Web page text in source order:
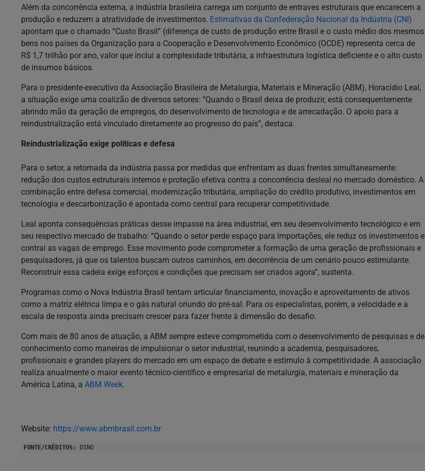
Além da concorrência externa, a indústria brasileira carrega um conjunto de entraves estruturais que encarecem a
produção e reduzem a atratividade de investimentos. Estimativas da Confederação Nacional da Indústria (CNI)
apontam que o chamado “Custo Brasil” (diferença de custo de produção entre Brasil e o custo médio dos mesmos
bens nos países da Organização para a Cooperação e Desenvolvimento Econômico (OCDE) representa cerca de
R$ 1,7 trilhão por ano, valor que inclui a complexidade tributária, a infraestrutura logística deficiente e o alto custo
de insumos básicos.
Para o presidente-executivo da Associação Brasileira de Metalurgia, Materiais e Mineração (ABM), Horacídio Leal,
a situação exige uma coalizão de diversos setores: “Quando o Brasil deixa de produzir, está consequentemente
abrindo mão da geração de empregos, do desenvolvimento de tecnologia e de arrecadação. O apoio para a
reindustrialização está vinculado diretamente ao progresso do país”, destaca.
Reindustrialização exige políticas e defesa
Para o setor, a retomada da indústria passa por medidas que enfrentam as duas frentes simultaneamente:
redução dos custos estruturais internos e proteção efetiva contra a concorrência desleal no mercado doméstico. A
combinação entre defesa comercial, modernização tributária, ampliação do crédito produtivo, investimentos em
tecnologia e descarbonização é apontada como central para recuperar competitividade.
Leal aponta consequências práticas desse impasse na área industrial, em seu desenvolvimento tecnológico e em
seu respectivo mercado de trabalho: “Quando o setor perde espaço para importações, ele reduz os investimentos e
contrai as vagas de emprego. Esse movimento pode comprometer a formação de uma geração de profissionais e
pesquisadores, já que os talentos buscam outros caminhos, em decorrência de um cenário pouco estimulante.
Reconstruir essa cadeia exige esforços e condições que precisam ser criados agora”, sustenta.
Programas como o Nova Indústria Brasil tentam articular financiamento, inovação e aproveitamento de ativos
como a matriz elétrica limpa e o gás natural oriundo do pré-sal. Para os especialistas, porém, a velocidade e a
escala de resposta ainda precisam crescer para fazer frente à dimensão do desafio.
Com mais de 80 anos de atuação, a ABM sempre esteve comprometida com o desenvolvimento de pesquisas e de
conhecimento como maneiras de impulsionar o setor industrial, reunindo a academia, pesquisadores,
profissionais e grandes players do mercado em um espaço de debate e estímulo à competitividade. A associação
realiza anualmente o maior evento técnico-científico e empresarial de metalurgia, materiais e mineração da
América Latina, a ABM Week.
Website: https://www.abmbrasil.com.br
FONTE/CRÉDITOS: DINO